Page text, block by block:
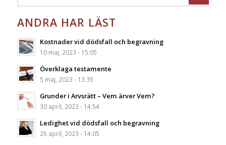
ANDRA HAR LÄST
Kostnader vid dödsfall och begravning
10 maj, 2023 - 15:05
Överklaga testamente
5 maj, 2023 - 13:35
Grunder i Arvsrätt – Vem ärver Vem?
30 april, 2023 - 14:54
Ledighet vid dödsfall och begravning
25 april, 2023 - 14:05